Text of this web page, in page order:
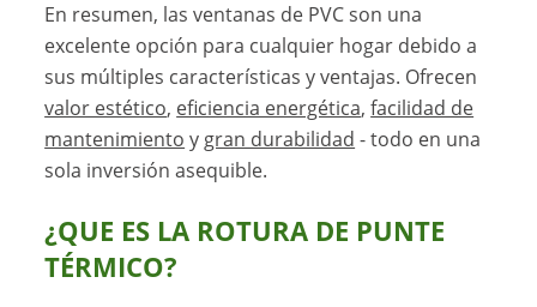
En resumen, las ventanas de PVC son una
excelente opción para cualquier hogar debido a
sus múltiples características y ventajas. Ofrecen
valor estético, eficiencia energética,facilidad de
mantenimiento y gran durabilidad - todo en una
sola inversión asequible.
¿QUE ES LA ROTURA DE PUNTE
TÉRMICO?